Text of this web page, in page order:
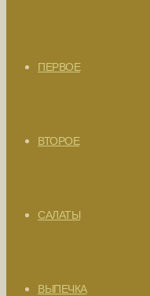
ПЕРВОЕ
ВТОРОЕ
САЛАТЫ
ВЫПЕЧКА